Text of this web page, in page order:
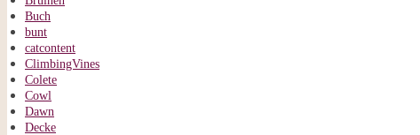
Buch
bunt
catcontent
ClimbingVines
Colete
Cowl
Dawn
Decke